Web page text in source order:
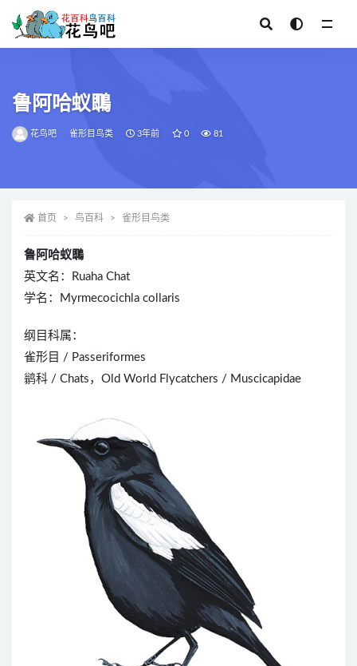
鲁阿哈蚁䳭
花鸟吧 雀形目鸟类 3年前 0 81
首页 鸟百科 雀形目鸟类
鲁阿哈蚁䳭
英文名：Ruaha Chat
学名：Myrmecocichla collaris
纲目科属：
雀形目 / Passeriformes
鹟科 / Chats，Old World Flycatchers / Muscicapidae